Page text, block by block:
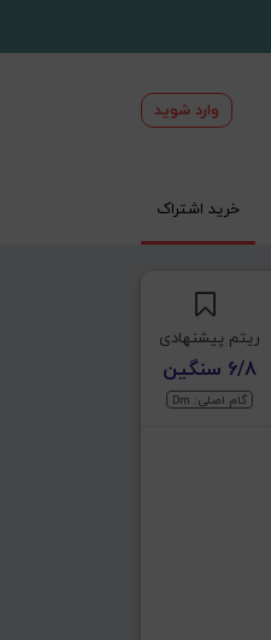
وارد شوید
خرید اشتراک
ریتم پیشنهادی
6/8 سنگین
گام اصلی: Dm